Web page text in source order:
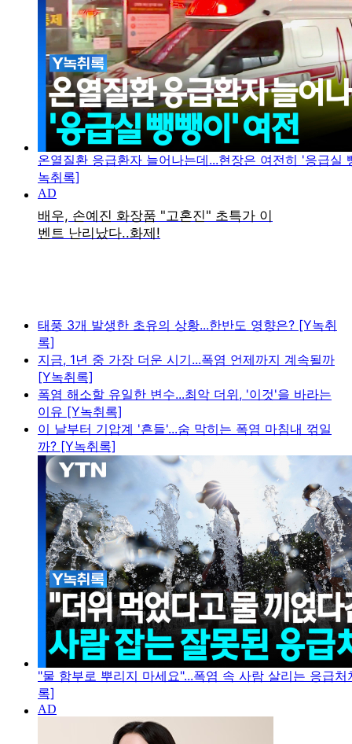
온열질환 응급환자 늘어나는데...현장은 여전히 '응급실
녹취록]
태풍 3개 발생한 초유의 상황...한반도 영향은? [Y녹취
록]
지금, 1년 중 가장 더운 시기...폭염 언제까지 계속될까
[Y녹취록]
폭염 해소할 유일한 변수...최악 더위, '이것'을 바라는
이유 [Y녹취록]
이 날부터 기압계 '흔들'...숨 막히는 폭염 마침내 꺾일
까? [Y녹취록]
"물 함부로 뿌리지 마세요"...폭염 속 사람 살리는 응급
록]